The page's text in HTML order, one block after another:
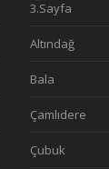
3.Sayfa
Altındağ
Bala
Çamlıdere
Çubuk